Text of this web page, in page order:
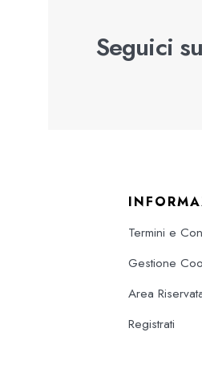
Seguici
Termini e
Gestione
Area
Registrati